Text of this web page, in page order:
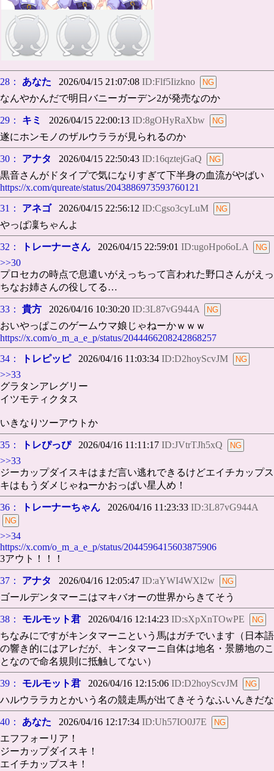
28： あなた 2026/04/15 21:07:08 ID:Flf5Iizkno
なんやかんだで明日バニーガーデン2が発売なのか
29： キミ 2026/04/15 22:00:13 ID:8gOHyRaXbw
遂にホンモノのザルウララが見られるのか
30： アナタ 2026/04/15 22:50:43 ID:16qztejGaQ
黒音さんがドタイプで気になりすぎて下半身の血流がやばい
https://x.com/qureate/status/2043886973593760121
31：
アネゴ2026/04/15 22:56:12 ID:Cgso3cyLuM
やっぱ凜ちゃんよ
32： トレーナーさん 2026/04/15 22:59:01 ID:ugoHpo6oLA
>>30
プロセカの時点で息遣いがえっちって言われた野口さんがえっ
ちなお姉さんの役してる…
33： 貴方 2026/04/16 10:30:20 ID:3L87vG944A
おいやっぱこのゲームウマ娘じゃねーかｗｗｗ
https://x.com/o_m_a_e_p/status/2044466208242868257
34：
トレピッピ2026/04/16 11:03:34 ID:D2hoyScvJM
>>33
グラタンアレグリー
イツモティクタス
いきなりツーアウトか
35： トレぴっぴ2026/04/16 11:11:17 ID:JVtrTJh5xQ
>>33
ジーカップダイスキはまだ言い逃れできるけどエイチカップス
キはもうダメじゃねーかおっぱい星人め！
36： トレーナーちゃん 2026/04/16 11:23:33 ID:3L87vG944A
>>34
https://x.com/o_m_a_e_p/status/2044596415603875906
3アウト！！！
37： アナタ 2026/04/16 12:05:47 ID:aYWI4WXl2w
ゴールデンタマーニはマキバオーの世界からきてそう
38： モルモット君 2026/04/16 12:14:23 ID:sXpXnTOwPE
ちなみにですがキンタマーニという馬はガチでいます（日本語
の響き的にはアレだが、キンタマーニ自体は地名・景勝地のこ
となので命名規則に抵触してない）
39： モルモット君 2026/04/16 12:15:06 ID:D2hoyScvJM
ハルウララカとかいう名の競走馬が出てきそうなふいんきだな
40： あなた 2026/04/16 12:17:34 ID:Uh57IO0J7E
エフフォーリア！
ジーカップダイスキ！
エイチカップスキ！